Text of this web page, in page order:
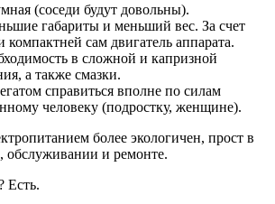
(соседи будут довольны).
габариты и меньший вес. За счет
сам двигатель аппарата.
в сложной и капризной
а также смазки.
справиться вполне по силам
человеку (подростку, женщине).
более экологичен, прост в
обслуживании и ремонте.
Есть.